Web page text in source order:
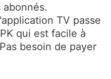
TV passe
qui est facile à
besoin de payer